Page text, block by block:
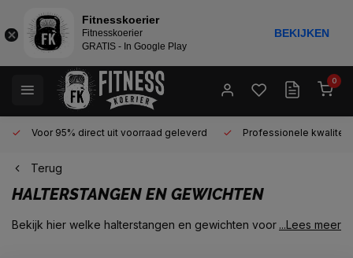
0
Voor 95% direct uit voorraad geleverd Professionele kwaliteit
Terug
HALTERSTANGEN EN GEWICHTEN
Bekijk hier welke halterstangen en gewichten voor personal
...Lees meer
Fitnesskoerier
Fitnesskoerier
GRATIS - In Google Play
BEKIJKEN